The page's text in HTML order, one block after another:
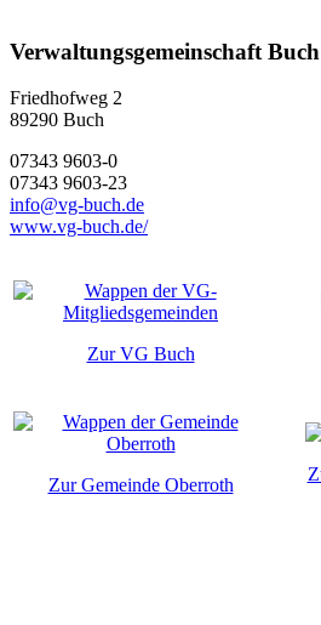
Verwaltungsgemeinschaft Buch
Friedhofweg 2
89290 Buch
07343 9603-0
07343 9603-23
info@vg-buch.de
www.vg-buch.de/
Zur VG Buch
Zur Gemeinde Oberroth